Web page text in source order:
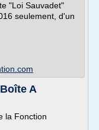
"Loi Sauvadet"
seulement, d'un
A
la Fonction